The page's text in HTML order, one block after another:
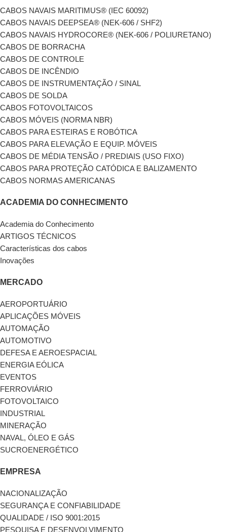
CABOS NAVAIS MARITIMUS® (IEC 60092)
CABOS NAVAIS DEEPSEA® (NEK-606 / SHF2)
CABOS NAVAIS HYDROCORE® (NEK-606 / POLIURETANO)
CABOS DE BORRACHA
CABOS DE CONTROLE
CABOS DE INCÊNDIO
CABOS DE INSTRUMENTAÇÃO / SINAL
CABOS DE SOLDA
CABOS FOTOVOLTAICOS
CABOS MÓVEIS (NORMA NBR)
CABOS PARA ESTEIRAS E ROBÓTICA
CABOS PARA ELEVAÇÃO E EQUIP. MÓVEIS
CABOS DE MÉDIA TENSÃO / PREDIAIS (USO FIXO)
CABOS PARA PROTEÇÃO CATÓDICA E BALIZAMENTO
CABOS NORMAS AMERICANAS
ACADEMIA DO CONHECIMENTO
Academia do Conhecimento
ARTIGOS TÉCNICOS
Características dos cabos
Inovações
MERCADO
AEROPORTUÁRIO
APLICAÇÕES MÓVEIS
AUTOMAÇÃO
AUTOMOTIVO
DEFESA E AEROESPACIAL
ENERGIA EÓLICA
EVENTOS
FERROVIÁRIO
FOTOVOLTAICO
INDUSTRIAL
MINERAÇÃO
NAVAL, ÓLEO E GÁS
SUCROENERGÉTICO
EMPRESA
NACIONALIZAÇÃO
SEGURANÇA E CONFIABILIDADE
QUALIDADE / ISO 9001:2015
PESQUISA E DESENVOLVIMENTO